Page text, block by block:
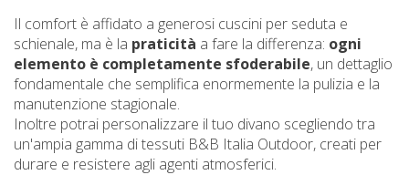
Il comfort è affidato a generosi cuscini per seduta e
schienale, ma è la praticità a fare la differenza: ogni
elemento è completamente sfoderabile, un dettaglio
fondamentale che semplifica enormemente la pulizia e la
manutenzione stagionale.
Inoltre potrai personalizzare il tuo divano scegliendo tra
un'ampia gamma di tessuti B&B Italia Outdoor, creati per
durare e resistere agli agenti atmosferici.